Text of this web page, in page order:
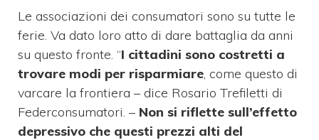
Le associazioni dei consumatori sono su tutte le
ferie. Va dato loro atto di dare battaglia da anni
su questo fronte. “I cittadini sono costretti a
trovare modi per risparmiare , come questo di
varcare la frontiera – dice Rosario Trefiletti di
Federconsumatori. – Non si riflette sull’effetto
depressivo che questi prezzi alti del